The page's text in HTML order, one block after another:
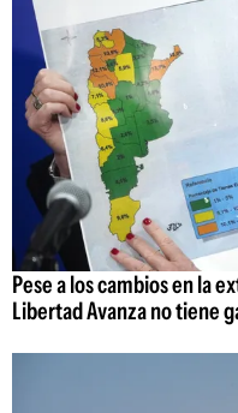
Pese a los cambios en la
Libertad Avanza no tiene